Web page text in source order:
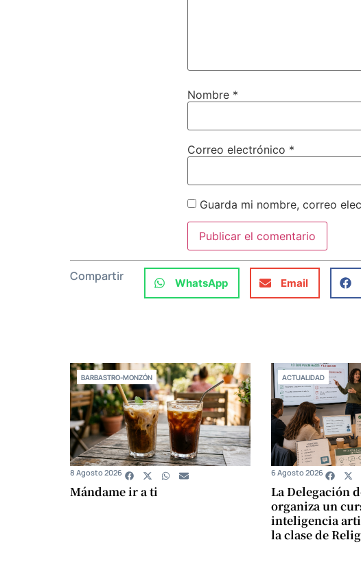
Nombre *
Correo electrónico *
Guarda mi nombre, correo
Compartir WhatsApp Email
BARBASTRO-MONZÓN
Mándame ir a ti
8 Agosto 2026
ACTUALIDAD
La Delegación
organiza un
inteligencia
la clase de
6 Agosto 2026